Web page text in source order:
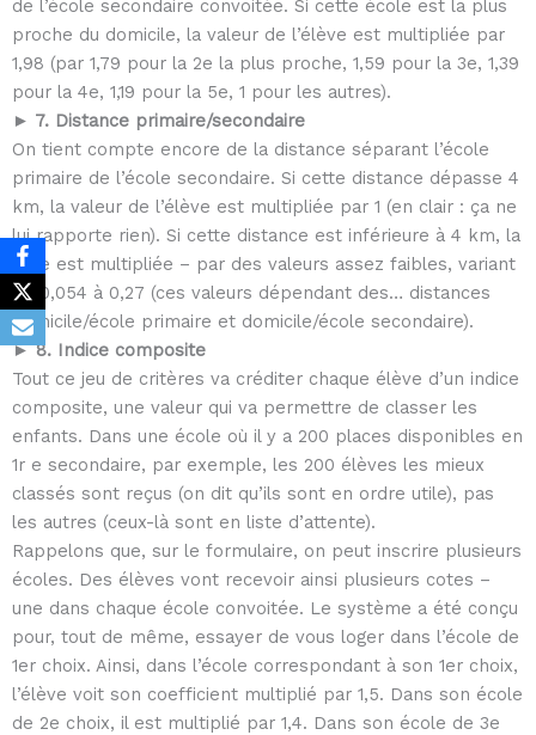
de l’école secondaire convoitée. Si cette école est la plus
proche du domicile, la valeur de l’élève est multipliée par
1,98 (par 1,79 pour la 2e la plus proche, 1,59 pour la 3e, 1,39
pour la 4e, 1,19 pour la 5e, 1 pour les autres).
► 7. Distance primaire/secondaire
On tient compte encore de la distance séparant l’école
primaire de l’école secondaire. Si cette distance dépasse 4
km, la valeur de l’élève est multipliée par 1 (en clair : ça ne
lui rapporte rien). Si cette distance est inférieure à 4 km, la
cote est multipliée – par des valeurs assez faibles, variant
de 0,054 à 0,27 (ces valeurs dépendant des… distances
domicile/école primaire et domicile/école secondaire).
► 8. Indice composite
Tout ce jeu de critères va créditer chaque élève d’un indice
composite, une valeur qui va permettre de classer les
enfants. Dans une école où il y a 200 places disponibles en
1r e secondaire, par exemple, les 200 élèves les mieux
classés sont reçus (on dit qu’ils sont en ordre utile), pas
les autres (ceux-là sont en liste d’attente).
Rappelons que, sur le formulaire, on peut inscrire plusieurs
écoles. Des élèves vont recevoir ainsi plusieurs cotes –
une dans chaque école convoitée. Le système a été conçu
pour, tout de même, essayer de vous loger dans l’école de
1er choix. Ainsi, dans l’école correspondant à son 1er choix,
l’élève voit son coefficient multiplié par 1,5. Dans son école
de 2e choix, il est multiplié par 1,4. Dans son école de 3e